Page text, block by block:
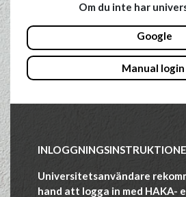
Universitetsanvändare
hand att logga in med HAKA-
Om du inte har
Google
Manual login